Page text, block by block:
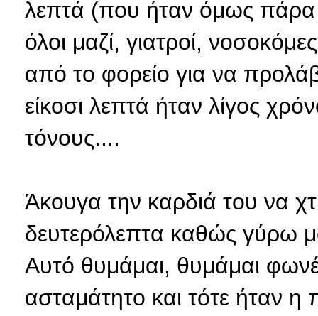
λεπτά (που ήταν όμως πάρα
όλοι μαζί, γιατροί,
από το φορείο για να
είκοσι λεπτά ήταν λίγος
τόνους....
Άκουγα την καρδιά του να
δευτερόλεπτα καθώς γύρω
Αυτό θυμάμαι, θυμάμαι
ασταμάτητο και τότε ήταν